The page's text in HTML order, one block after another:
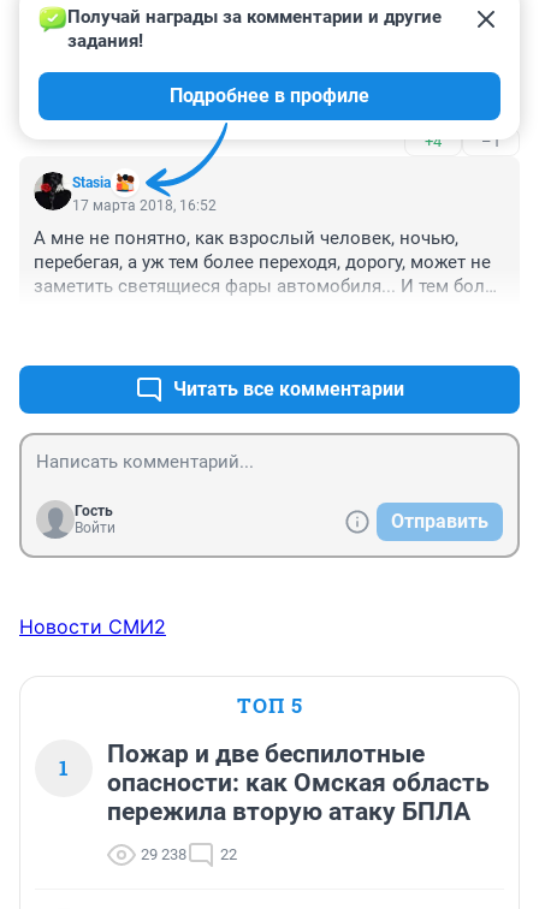
фактов - наличие алкоголя, скорость спидометра,
дорожные условия и проч. но судя по себе и моим
знаком как раз в таких условиях осторожничают
больше опытных водителей. надеюсь на
справедливость. всех очень жаль в этой ситуации
Гость
17 марта 2018, 18:23
300 метров лень пройти, видимо такие совсем не
ценят свою жизнь. Жаль водителя только.
+4 –1
Stasia
Получай награды за комментарии и другие
задания!
Подробнее в профиле
17 марта 2018, 16:52
А мне не понятно, как взрослый человек, ночью,
перебегая, а уж тем более переходя, дорогу, может не
заметить светящиеся фары автомобиля... И тем более
Читать все комментарии
Гость
Войти
Отправить
Новости СМИ2
ТОП 5
1
Пожар и две беспилотные
опасности: как Омская область
пережила вторую атаку БПЛА
29 238 22